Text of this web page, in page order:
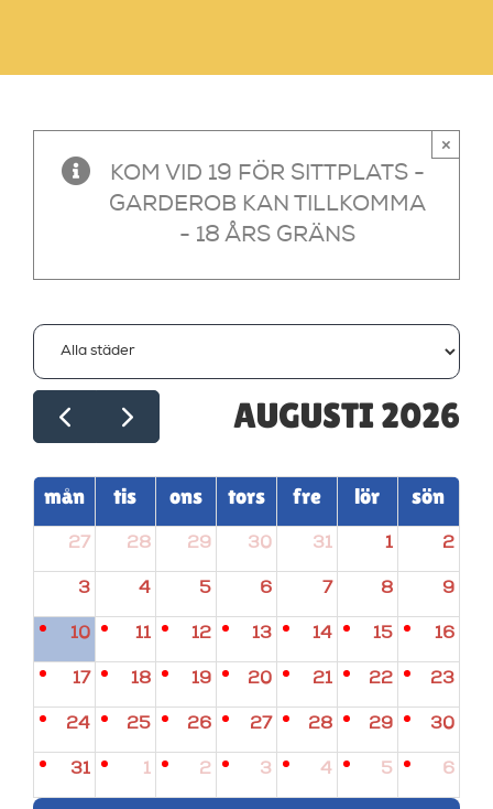
KOM VID 19 FÖR SITTPLATS -
GARDEROB KAN TILLKOMMA
- 18 ÅRS GRÄNS
×
AUGUSTI 2026
mån tis ons tors fre lör sön
27 28 29 30 31 1 2
3 4 5 6 7 8 9
10 11 12 13 14 15 16
17 18 19 20 21 22 23
24 25 26 27 28 29 30
31 1 2 3 4 5 6